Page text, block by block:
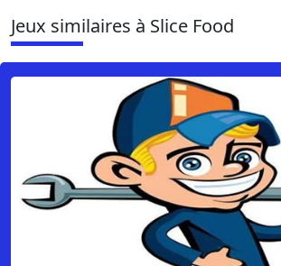
Jeux similaires à Slice Food